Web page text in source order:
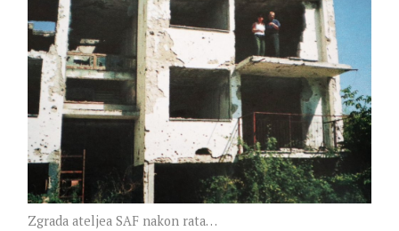
Zgrada ateljea SAF nakon rata…